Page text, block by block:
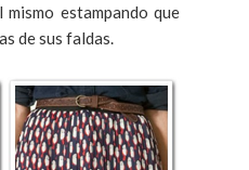
estampando que
de sus faldas.